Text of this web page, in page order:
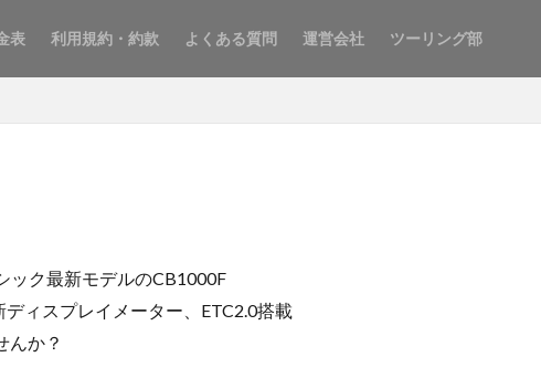
表 利用規約・約款 よくある質問 運営会社 ツーリング部
ック最新モデルのCB1000F
ィスプレイメーター、ETC2.0搭載
んか？